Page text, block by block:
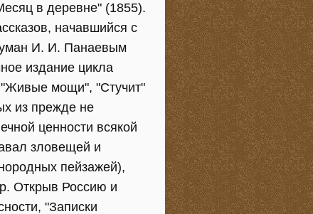
в деревне" (1855).
начавшийся с
И. И. Панаевым
издание цикла
"Живые мощи", "Стучит"
из прежде не
ценности всякой
зловещей и
пейзажей),
Открыв Россию и
"Записки